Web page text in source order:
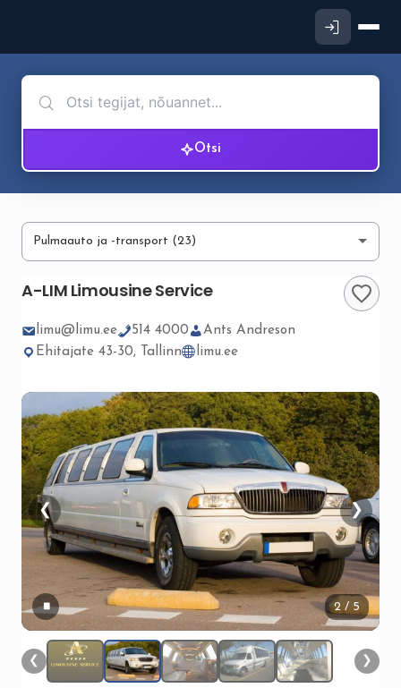
Otsi
A-LIM Limousine Service
limu@limu.ee 514 4000
Ants Andreson
Ehitajate 43-30, Tallinn
limu.ee
❮ ❯
2 / 5
▮▮
❮ ❯